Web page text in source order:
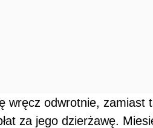
wręcz odwrotnie, zamiast
za jego dzierżawę.